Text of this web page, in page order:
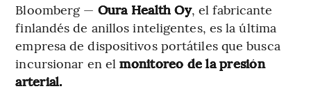
Bloomberg — Oura Health Oy, el fabricante
finlandés de anillos inteligentes, es la última
empresa de dispositivos portátiles que busca
incursionar en el monitoreo de la presión
arterial.